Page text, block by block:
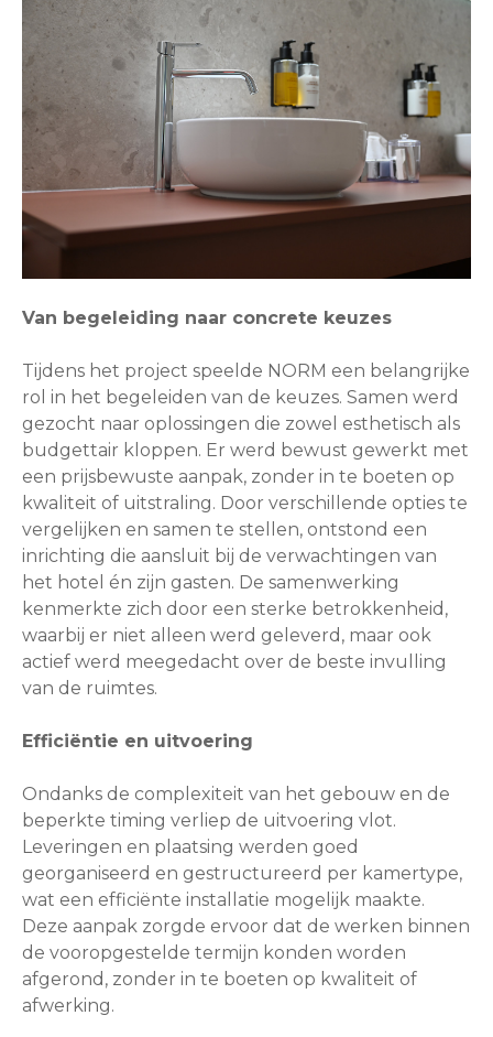
Van begeleiding naar concrete keuzes
Tijdens het project speelde NORM een belangrijke
rol in het begeleiden van de keuzes. Samen werd
gezocht naar oplossingen die zowel esthetisch als
budgettair kloppen. Er werd bewust gewerkt met
een prijsbewuste aanpak, zonder in te boeten op
kwaliteit of uitstraling. Door verschillende opties te
vergelijken en samen te stellen, ontstond een
inrichting die aansluit bij de verwachtingen van
het hotel én zijn gasten. De samenwerking
kenmerkte zich door een sterke betrokkenheid,
waarbij er niet alleen werd geleverd, maar ook
actief werd meegedacht over de beste invulling
van de ruimtes.
Efficiëntie en uitvoering
Ondanks de complexiteit van het gebouw en de
beperkte timing verliep de uitvoering vlot.
Leveringen en plaatsing werden goed
georganiseerd en gestructureerd per kamertype,
wat een efficiënte installatie mogelijk maakte.
Deze aanpak zorgde ervoor dat de werken binnen
de vooropgestelde termijn konden worden
afgerond, zonder in te boeten op kwaliteit of
afwerking.